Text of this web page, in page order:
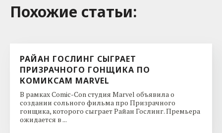
Похожие cтатьи:
РАЙАН ГОСЛИНГ СЫГРАЕТ
ПРИЗРАЧНОГО ГОНЩИКА ПО
КОМИКСАМ MARVEL
В рамках Comic-Con студия Marvel объявила о
создании сольного фильма про Призрачного
гонщика, которого сыграет Райан Гослинг. Премьера
ожидается в ...